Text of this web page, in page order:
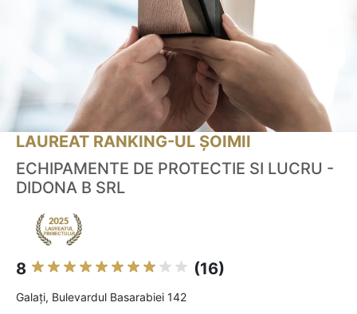
LAUREAT RANKING-UL ȘOIMII
ECHIPAMENTE DE PROTECTIE SI LUCRU -
DIDONA B SRL
8 (16)
Galaţi, Bulevardul Basarabiei 142